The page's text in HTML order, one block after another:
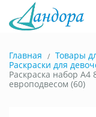
Главная Товары
Раскраски для
Раскраска набор А4
европодвесом (60)